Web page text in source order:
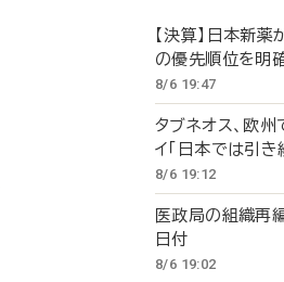
【決算】日本新
の優先順位を明
8/6 19:47
タブネオス、欧
イ「日本では引き
8/6 19:12
医政局の組織
日付
8/6 19:02